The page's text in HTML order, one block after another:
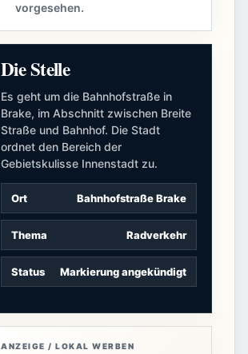
vorgesehen.
Die Stelle
Es geht um die Bahnhofstraße in
Brake, im Abschnitt zwischen Breite
Straße und Bahnhof. Die Stadt
ordnet den Bereich der
Gebietskulisse Innenstadt zu.
Ort Bahnhofstraße Brake
Thema Radverkehr
Status Markierung angekündigt
ANZEIGE / LOKAL WERBEN